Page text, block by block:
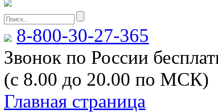
8-800-30-27-365
Звонок по России
(с 8.00 до 20.00 по МСК)
Главная страница